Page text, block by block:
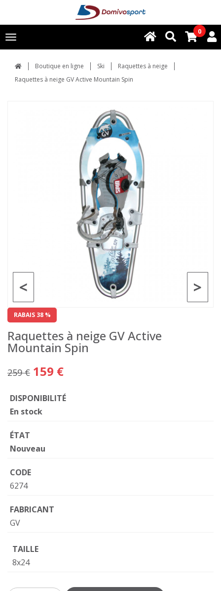
Toggle
navigation
0
Boutique en ligne Ski
Raquettes à neige
Raquettes à neige GV Active Mountain Spin
>
<
RABAIS 38 %
Raquettes à neige GV Active
Mountain Spin
259 € 159 €
DISPONIBILITÉ
En stock
ÉTAT
Nouveau
CODE
6274
FABRICANT
GV
TAILLE
8x24